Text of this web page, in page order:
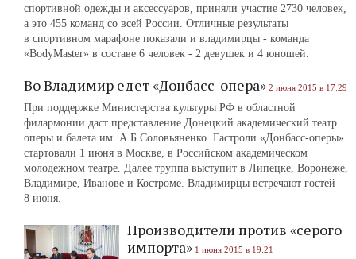
спортивной одежды и аксессуаров, приняли участие 2730 человек,
а это 455 команд со всей России. Отличные результаты
в спортивном марафоне показали и владимирцы - команда
«BodyMaster» в составе 6 человек - 2 девушек и 4 юношей.
Во Владимир едет «Донбасс-опера» 2 июня 2015 в 17:29
При поддержке Министерства культуры РФ в областной
филармонии даст представление Донецкий академический театр
оперы и балета им. А.Б.Соловьяненко. Гастроли «Донбасс-оперы»
стартовали 1 июня в Москве, в Российском академическом
молодежном театре. Далее труппа выступит в Липецке, Воронеже,
Владимире, Иванове и Костроме. Владимирцы встречают гостей
8 июня.
Производители против «серого
импорта» 1 июня 2015 в 19:21